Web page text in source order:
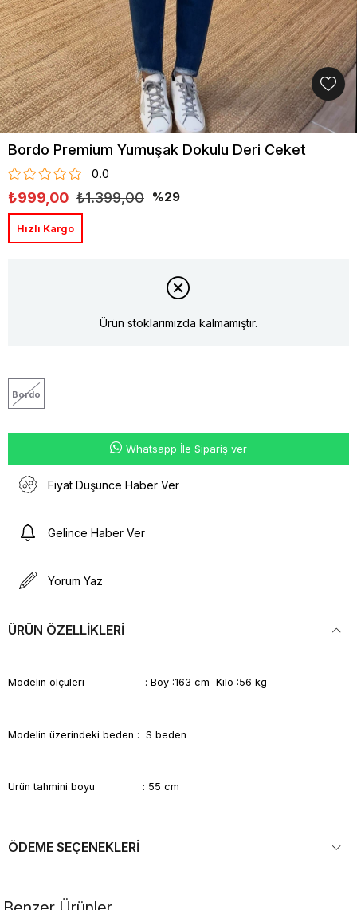
Bordo Premium Yumuşak Dokulu Deri Ceket
0.0
₺1.399,00
₺999,00 29
Hızlı Kargo
Ürün stoklarımızda kalmamıştır.
Bordo
Whatsapp İle Sipariş ver
Fiyat Düşünce Haber Ver
Gelince Haber Ver
Yorum Yaz
ÜRÜN ÖZELLIKLERI
Modelin ölçüleri : Boy :163 cm Kilo :56 kg
Modelin üzerindeki beden : S beden
Ürün tahmini boyu : 55 cm
ÖDEME SEÇENEKLERI